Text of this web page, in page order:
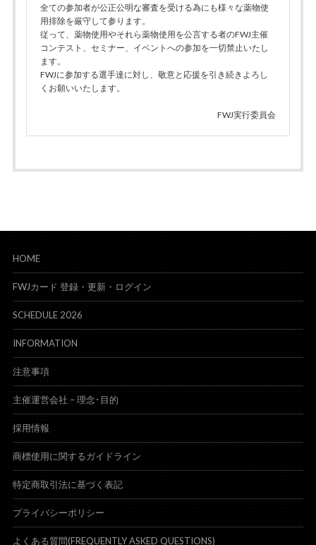
全ての参加者が公正公明な審査を受ける為にも様々な薬物使
用排除を厳守して参ります。
従って、薬物使用やそれら薬物使用を公言する者のFWJ主催
コンテスト、セミナー、イベントへの参加を一切禁止いたし
ます。
FWJに参加する選手達に対し、敬意と応援を引き続きよろし
くお願いいたします。
FWJ実行委員会
HOME
FWJカード 登録・更新・ログイン
SCHEDULE 2026
INFORMATION
注意事項
主催運営会社 – 理念･目的
採用情報
商標使用に関するガイドライン
特定商取引法に基づく表記
プライバシーポリシー
よくある質問(FREQUENTLY ASKED QUESTIONS)